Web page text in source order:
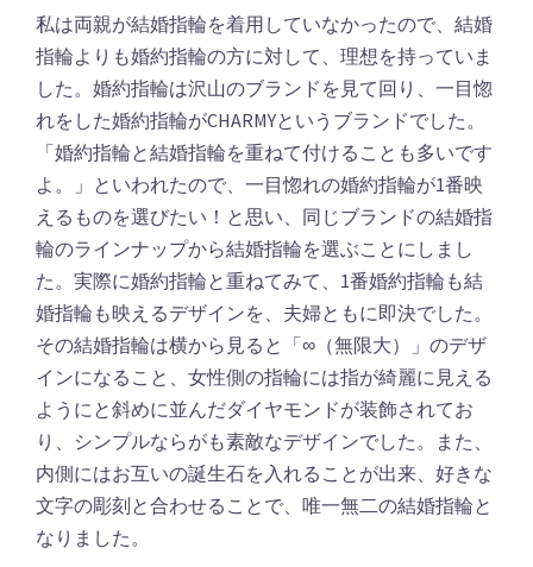
私は両親が結婚指輪を着用していなかったので、結婚
指輪よりも婚約指輪の方に対して、理想を持っていま
した。婚約指輪は沢山のブランドを見て回り、一目惚
れをした婚約指輪がCHARMYというブランドでした。
「婚約指輪と結婚指輪を重ねて付けることも多いです
よ。」といわれたので、一目惚れの婚約指輪が1番映
えるものを選びたい！と思い、同じブランドの結婚指
輪のラインナップから結婚指輪を選ぶことにしまし
た。実際に婚約指輪と重ねてみて、1番婚約指輪も結
婚指輪も映えるデザインを、夫婦ともに即決でした。
その結婚指輪は横から見ると「∞（無限大）」のデザ
インになること、女性側の指輪には指が綺麗に見える
ようにと斜めに並んだダイヤモンドが装飾されてお
り、シンプルならがも素敵なデザインでした。また、
内側にはお互いの誕生石を入れることが出来、好きな
文字の彫刻と合わせることで、唯一無二の結婚指輪と
なりました。